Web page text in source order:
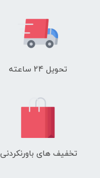
تحویل 24 ساعته
تخفیف های باورنکردنی